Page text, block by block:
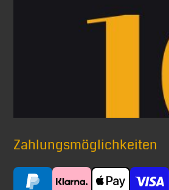
Zahlungsmöglichkeiten